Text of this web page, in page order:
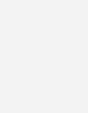
2:4 (6.),
19:18 (32.),